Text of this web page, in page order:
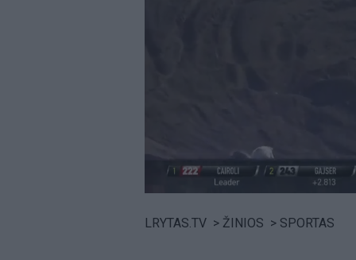
LRYTAS.TV > ŽINIOS > SPORTAS